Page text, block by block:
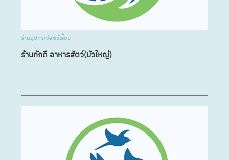
ร้านอุปกรณ์สัตว์เลี้ยง
ร้านภักดี อาหารสัตว์(บัวใหญ่)